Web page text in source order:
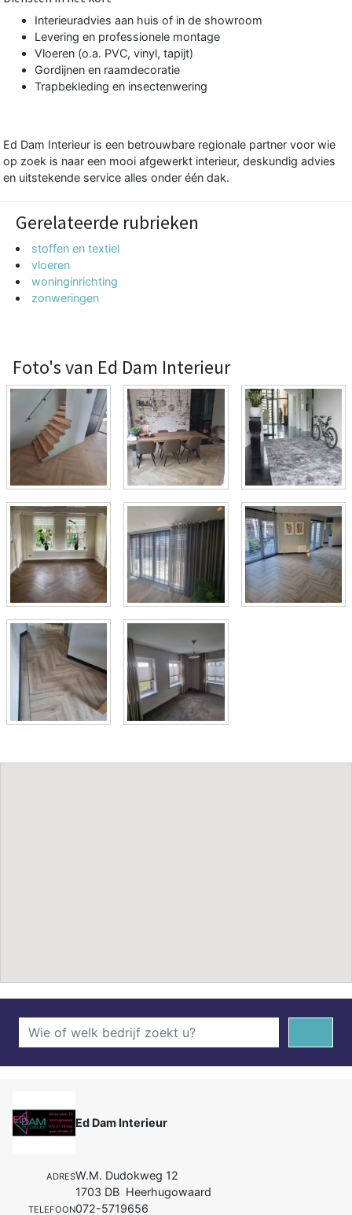
Interieuradvies aan huis of in de showroom
Levering en professionele montage
Vloeren (o.a. PVC, vinyl, tapijt)
Gordijnen en raamdecoratie
Trapbekleding en insectenwering
Ed Dam Interieur is een betrouwbare regionale partner voor wie
op zoek is naar een mooi afgewerkt interieur, deskundig advies
en uitstekende service alles onder één dak.
Gerelateerde rubrieken
stoffen en textiel
vloeren
woninginrichting
zonweringen
Foto's van Ed Dam Interieur
Ed Dam Interieur
ADRESW.M. Dudokweg 12
1703 DB Heerhugowaard
TELEFOON072-5719656